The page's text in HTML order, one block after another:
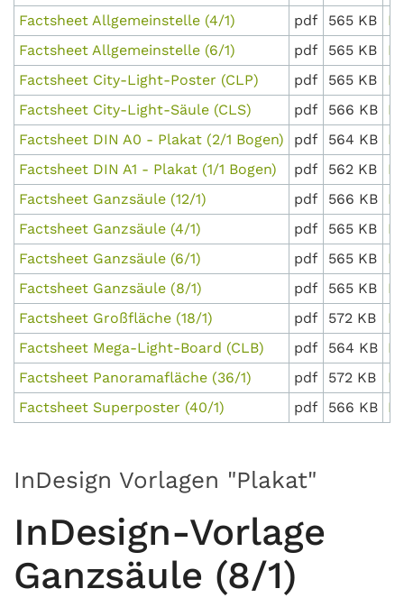
Factsheet Allgemeinstelle (4/1)
pdf 565 KB
Factsheet Allgemeinstelle (6/1)
pdf 565 KB
Factsheet City-Light-Poster (CLP)
pdf 565 KB
Factsheet City-Light-Säule (CLS)
pdf 566 KB
Factsheet DIN A0 - Plakat (2/1 Bogen)
pdf 564 KB
Factsheet DIN A1 - Plakat (1/1 Bogen)
pdf 562 KB
Factsheet Ganzsäule (12/1)
pdf 566 KB
Factsheet Ganzsäule (4/1)
pdf 565 KB
Factsheet Ganzsäule (6/1)
pdf 565 KB
Factsheet Ganzsäule (8/1)
pdf 565 KB
Factsheet Großfläche (18/1)
pdf 572 KB
Factsheet Mega-Light-Board (CLB)
pdf 564 KB
Factsheet Panoramafläche (36/1)
pdf 572 KB
Factsheet Superposter (40/1)
pdf 566 KB
InDesign Vorlagen "Plakat"
InDesign-Vorlage
Ganzsäule (8/1)